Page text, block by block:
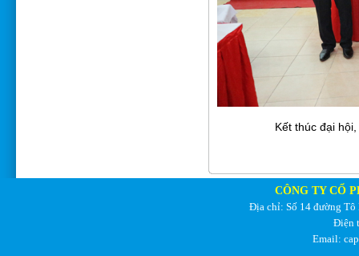
Kết thúc đại
CÔNG TY CỔ
Địa chỉ: Số 14 đường Tô
Điện
Email: